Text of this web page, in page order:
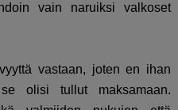
vain naruiksi valkoset
vastaan, joten en ihan
olisi tullut maksamaan.